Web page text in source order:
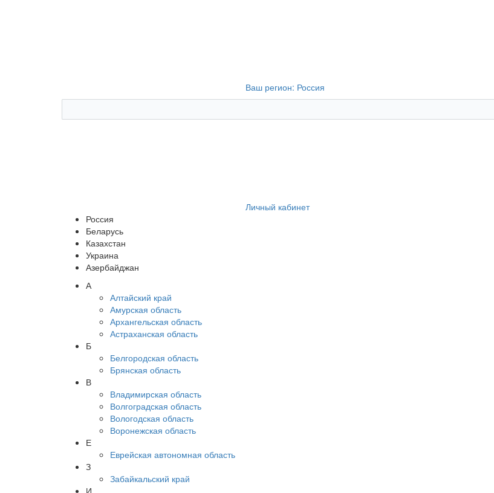
Ваш регион: Россия
Личный кабинет
Россия
Беларусь
Казахстан
Украина
Азербайджан
А
Алтайский край
Амурская область
Архангельская область
Астраханская область
Б
Белгородская область
Брянская область
В
Владимирская область
Волгоградская область
Вологодская область
Воронежская область
Е
Еврейская автономная область
З
Забайкальский край
И